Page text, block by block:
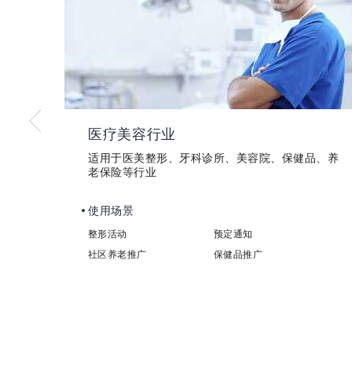
快递物流行业
适用于快递通知、物流发货、客户收货、快递到达
通知等
包含产品
取货通知
发货通知
物流信息
签收信息